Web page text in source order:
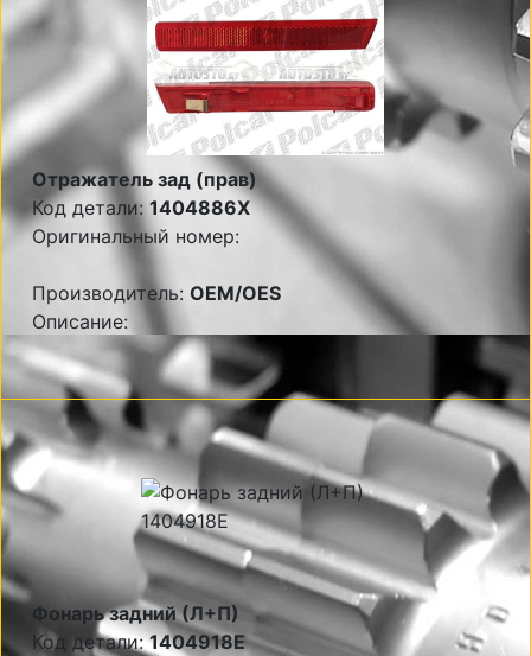
Отражатель зад (прав)
Код детали: 1404886X
Оригинальный номер:
Производитель: OEM/OES
Описание:
Фонарь задний (Л+П)
Код детали:1404918E